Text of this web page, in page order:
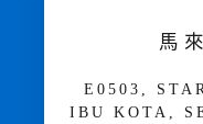
馬
E­05­03,
IBU KOTA,